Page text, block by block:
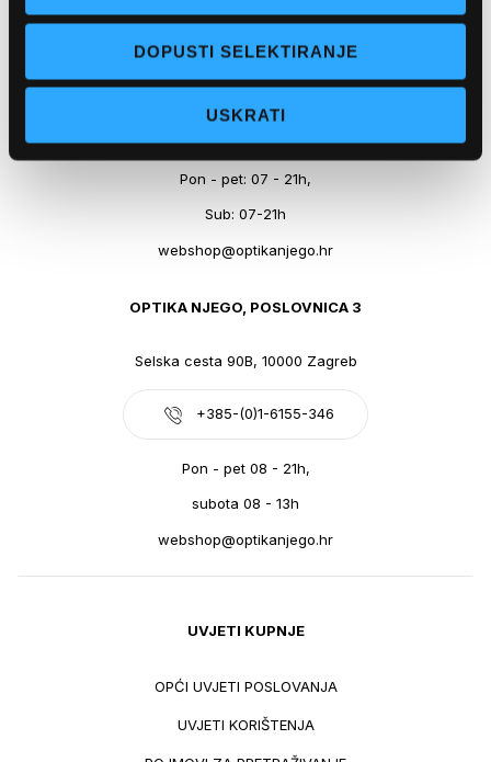
DOPUSTI SELEKTIRANJE
USKRATI
OPTIKA NJEGO, POSLOVNICA 2
+385-(0)21-612-709
Pon - pet: 07 - 21h,
Sub: 07-21h
webshop@optikanjego.hr
OPTIKA NJEGO, POSLOVNICA 3
Selska cesta 90B, 10000 Zagreb
+385-(0)1-6155-346
Pon - pet 08 - 21h,
subota 08 - 13h
webshop@optikanjego.hr
UVJETI KUPNJE
OPĆI UVJETI POSLOVANJA
UVJETI KORIŠTENJA